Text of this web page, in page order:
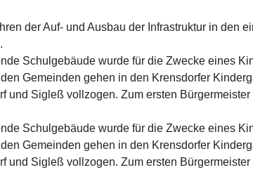
der Auf- und Aus­bau der Infrastruktur in den
Schulgebäude wurde für die Zwecke eines
Gemeinden gehen in den Krensdorfer
Sigleß vollzogen. Zum ersten
Schulgebäude wurde für die Zwecke eines
Gemeinden gehen in den Krensdorfer
Sigleß vollzogen. Zum ersten